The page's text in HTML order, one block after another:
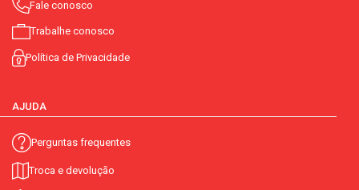
Fale conosco
Trabalhe conosco
Política de Privacidade
AJUDA
Perguntas frequentes
Troca e devolução